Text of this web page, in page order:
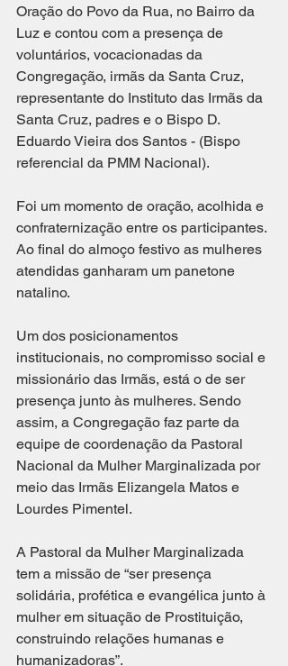
Oração do Povo da Rua, no Bairro da
Luz e contou com a presença de
voluntários, vocacionadas da
Congregação, irmãs da Santa Cruz,
representante do Instituto das Irmãs da
Santa Cruz, padres e o Bispo D.
Eduardo Vieira dos Santos - (Bispo
referencial da PMM Nacional).
Foi um momento de oração, acolhida e
confraternização entre os participantes.
Ao final do almoço festivo as mulheres
atendidas ganharam um panetone
natalino.
Um dos posicionamentos
institucionais, no compromisso social e
missionário das Irmãs, está o de ser
presença junto às mulheres. Sendo
assim, a Congregação faz parte da
equipe de coordenação da Pastoral
Nacional da Mulher Marginalizada por
meio das Irmãs Elizangela Matos e
Lourdes Pimentel.
A Pastoral da Mulher Marginalizada
tem a missão de “ser presença
solidária, profética e evangélica junto à
mulher em situação de Prostituição,
construindo relações humanas e
humanizadoras”.